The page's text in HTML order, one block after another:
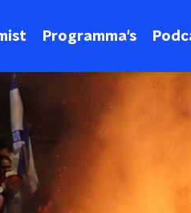
Programma's